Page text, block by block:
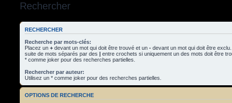
Rechercher
RECHERCHER
Recherche par mots-clés:
Placez un + devant un mot qui doit être trouvé et un - devant un mot qui doit être
suite de mots séparés par des | entre crochets si uniquement un des mots doit être
* comme joker pour des recherches partielles.
Rechercher par auteur:
Utilisez un * comme joker pour des recherches partielles.
OPTIONS DE RECHERCHE